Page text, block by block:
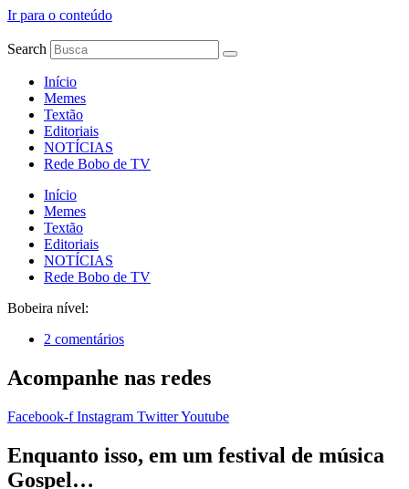
Ir para o conteúdo
Search
Início
Memes
Textão
Editoriais
NOTÍCIAS
Rede Bobo de TV
Início
Memes
Textão
Editoriais
NOTÍCIAS
Rede Bobo de TV
Bobeira nível:
2 comentários
Acompanhe nas redes
Facebook-f Instagram TwitterYoutube
Enquanto isso, em um festival de música
Gospel…